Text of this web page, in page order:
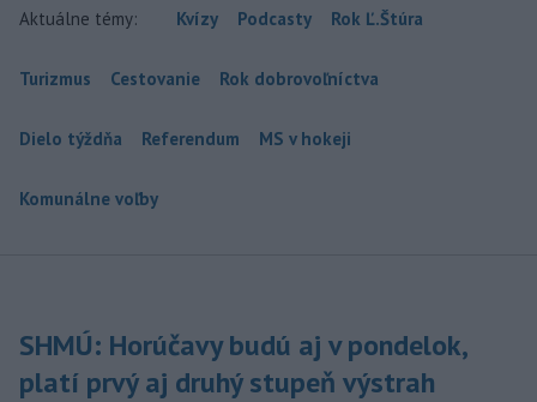
Aktuálne témy: Kvízy Podcasty Rok Ľ.Štúra
Turizmus Cestovanie Rok dobrovoľníctva
Dielo týždňa Referendum MS v hokeji
Komunálne voľby
SHMÚ: Horúčavy budú aj v pondelok,
platí prvý aj druhý stupeň výstrah